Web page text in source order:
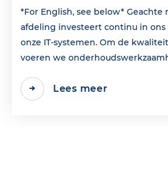
*For English, see below* Geachte
afdeling investeert continu in
onze IT-systemen. Om de
voeren we
Lees meer